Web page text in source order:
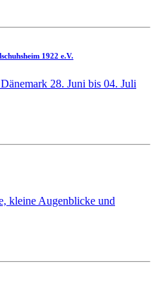
1922 e.V.
28. Juni bis 04. Juli
kleine Augenblicke und